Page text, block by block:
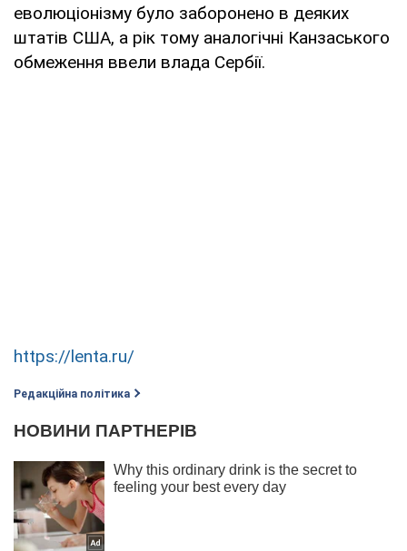
еволюціонізму було заборонено в деяких
штатів США, а рік тому аналогічні Канзаського
обмеження ввели влада Сербії.
https://lenta.ru/
Редакційна політика